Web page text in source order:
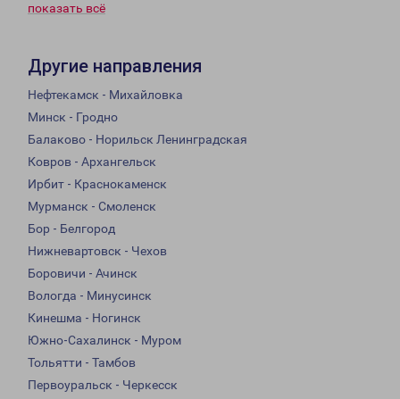
показать всё
Другие направления
Нефтекамск - Михайловка
Минск - Гродно
Балаково - Норильск Ленинградская
Ковров - Архангельск
Ирбит - Краснокаменск
Мурманск - Смоленск
Бор - Белгород
Нижневартовск - Чехов
Боровичи - Ачинск
Вологда - Минусинск
Кинешма - Ногинск
Южно-Сахалинск - Муром
Тольятти - Тамбов
Первоуральск - Черкесск